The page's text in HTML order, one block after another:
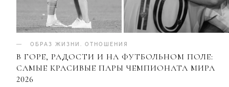
ОБРАЗ ЖИЗНИ . ОТНОШЕНИЯ
В ГОРЕ, РАДОСТИ И НА ФУТБОЛЬНОМ ПОЛЕ:
САМЫЕ КРАСИВЫЕ ПАРЫ ЧЕМПИОНАТА МИРА
2026